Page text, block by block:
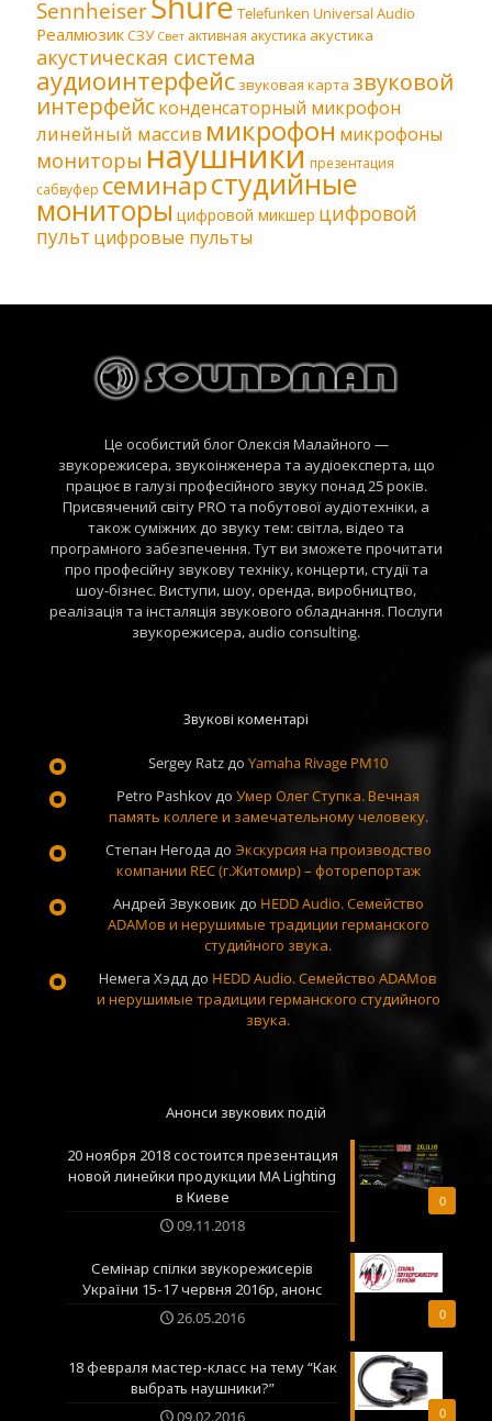
Sennheiser Telefunken Universal Audio
РеалмюзикСЗУ Свет активная акустика акустика
акустическая система
аудиоинтерфейс звуковая карта звуковой
интерфейсконденсаторный микрофон
линейный массив микрофон микрофоны
мониторы наушники презентация
сабвуфер семинарстудийные
мониторы цифровой микшер цифровой
пульт цифровые пульты
Це особистий блог Олексія Малайного —
звукорежисера, звукоінженера та аудіоексперта, що
працює в галузі професійного звуку понад 25 років.
Присвячений світу PRO та побутової аудіотехніки, а
також суміжних до звуку тем: світла, відео та
програмного забезпечення. Тут ви зможете прочитати
про професійну звукову техніку, концерти, студії та
шоу-бізнес. Виступи, шоу, оренда, виробництво,
реалізація та інсталяція звукового обладнання. Послуги
звукорежисера, audio consulting.
Звукові коментарі
Sergey Ratzдо Yamaha Rivage PM10
Petro Pashkovдо Умер Олег Ступка. Вечная
память коллеге и замечательному человеку.
Степан Негода до Экскурсия на производство
компании REC (г.Житомир) – фоторепортаж
Андрей Звуковик до HEDD Audio. Семейство
ADAMов и нерушимые традиции германского
студийного звука.
Немега Хэдддо HEDD Audio. Семейство ADAMов
и нерушимые традиции германского студийного
звука.
Анонси звукових подій
0
20 ноября 2018 состоится презентация
новой линейки продукции MA Lighting
в Киеве
09.11.2018
0
Семінар спілки звукорежисерів
України 15-17 червня 2016р, анонс
26.05.2016
0
18 февраля мастер-класс на тему “Как
выбрать наушники?”
09.02.2016